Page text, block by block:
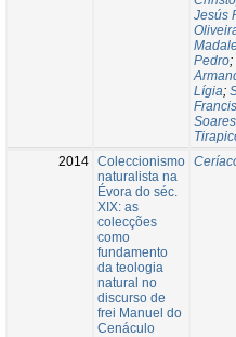
Jesús
Pedro;
Lígia;
2014 Coleccionismo
naturalista na
Évora do séc.
XIX: as
colecções
como
fundamento
da teologia
natural no
discurso de
frei Manuel do
Cenáculo